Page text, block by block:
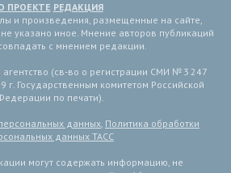
ПРОЕКТЕ РЕДАКЦИЯ
и произведения, размещенные на сайте,
указано иное. Мнение авторов публикаций
с мнением редакции.
(св-во о регистрации СМИ № 3 247
г. Государственным комитетом Российской
по печати).
данных, Политика обработки
данных ТАСС
могут содержать информацию, не